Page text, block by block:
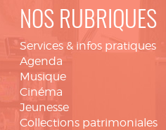
NOS RUBRIQUES
Services & infos pratiques
Agenda
Musique
Cinéma
Jeunesse
Collections patrimoniales